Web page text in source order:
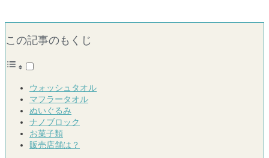
この記事のもくじ
ウォッシュタオル
マフラータオル
ぬいぐるみ
ナノブロック
お菓子類
販売店舗は？